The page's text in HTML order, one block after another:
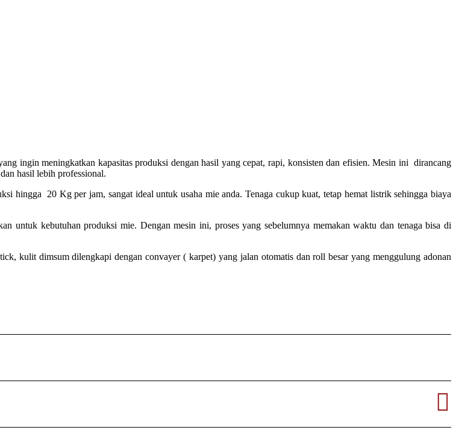
ingin meningkatkan kapasitas produksi dengan hasil yang cepat, rapi, konsisten dan efisien. Mesin ini dirancang
hasil lebih professional.
hingga 20 Kg per jam, sangat ideal untuk usaha mie anda. Tenaga cukup kuat, tetap hemat listrik sehingga biaya
untuk kebutuhan produksi mie. Dengan mesin ini, proses yang sebelumnya memakan waktu dan tenaga bisa di
kulit dimsum dilengkapi dengan convayer ( karpet) yang jalan otomatis dan roll besar yang menggulung adonan